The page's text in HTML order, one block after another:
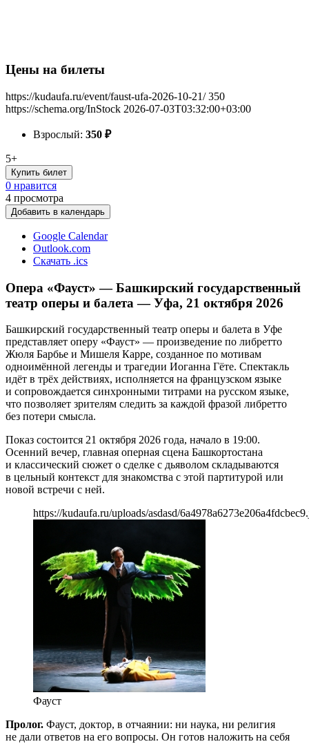
Цены на билеты
https://kudaufa.ru/event/faust-ufa-2026-10-21/ 350
https://schema.org/InStock 2026-07-03T03:32:00+03:00
Взрослый: 350 ₽
5+
Купить билет
0 нравится
4 просмотра
Добавить в календарь
Google Calendar
Outlook.com
Скачать .ics
Опера «Фауст» — Башкирский государственный
театр оперы и балета — Уфа, 21 октября 2026
Башкирский государственный театр оперы и балета в Уфе
представляет оперу «Фауст» — произведение по либретто
Жюля Барбье и Мишеля Карре, созданное по мотивам
одноимённой легенды и трагедии Иоганна Гёте. Спектакль
идёт в трёх действиях, исполняется на французском языке
и сопровождается синхронными титрами на русском языке,
что позволяет зрителям следить за каждой фразой либретто
без потери смысла.
Показ состоится 21 октября 2026 года, начало в 19:00.
Осенний вечер, главная оперная сцена Башкортостана
и классический сюжет о сделке с дьяволом складываются
в цельный контекст для знакомства с этой партитурой или
новой встречи с ней.
https://kudaufa.ru/uploads/asdasd/
Фауст
Пролог. Фауст, доктор, в отчаянии: ни наука, ни религия
не дали ответов на его вопросы. Он готов наложить на себя